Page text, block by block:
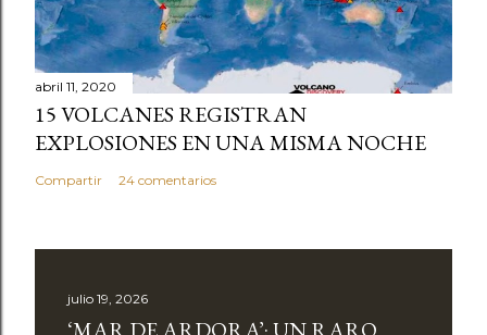
abril 11, 2020
15 VOLCANES REGISTRAN
EXPLOSIONES EN UNA MISMA NOCHE
Compartir 24 comentarios
julio 19, 2026